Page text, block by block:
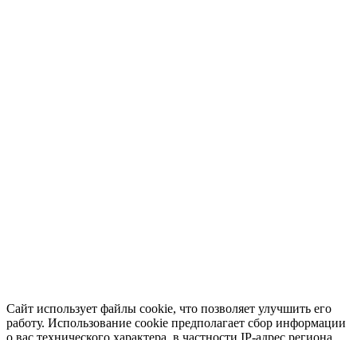
Сайт использует файлы cookie, что позволяет улучшить его
работу. Использование cookie предполагает сбор информации
о вас технического характера, в частности IP-адрес региона